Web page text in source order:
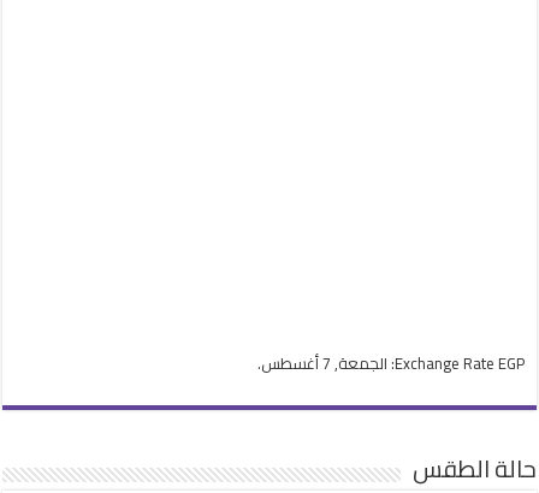
Exchange Rate EGP : الجمعة, 7 أغسطس.
حالة الطقس